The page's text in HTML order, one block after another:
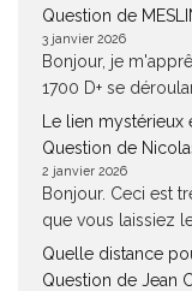
Question de
3 janvier 2026
Bonjour, je
1700 D+ se
Le lien
Question de
2 janvier 2026
Bonjour. Ceci est
que vous laissiez
Quelle distance
Question de Jean